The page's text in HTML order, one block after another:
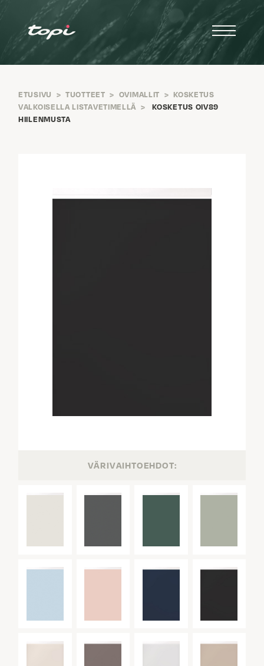
ETUSIVU > TUOTTEET > OVIMALLIT > KOSKETUS
VALKOISELLA LISTAVETIMELLÄ >
KOSKETUS OIV89
HIILENMUSTA
VÄRIVAIHTOEHDOT: